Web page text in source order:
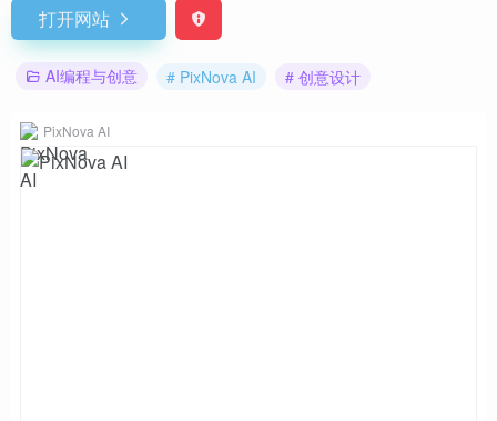
打开网站
AI编程与创意 # PixNova AI # 创意设计
PixNova AI